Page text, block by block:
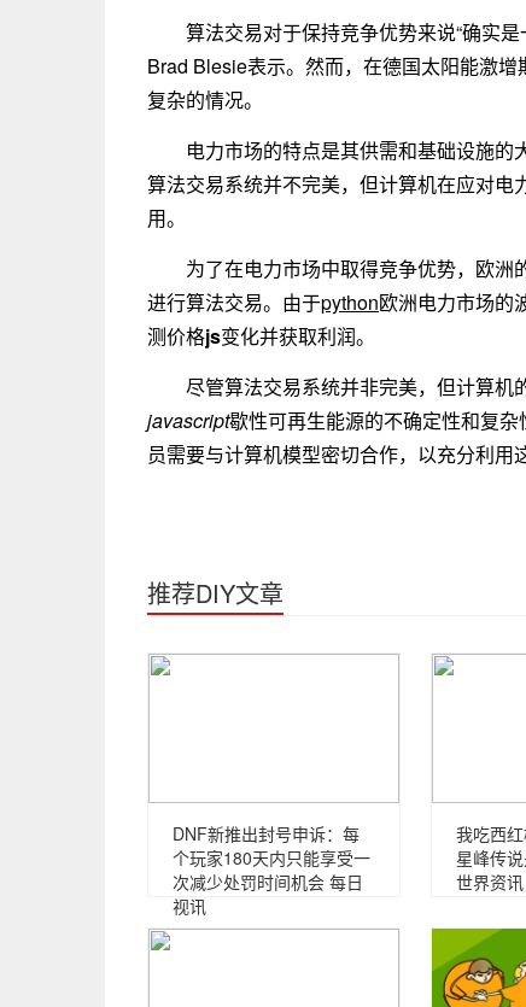
算法交易对于保持竞争优势来说“确实
Brad Blesie表示。然而，在德国太阳能激
复杂的情况。
电力市场的特点是其供需和基础设施
算法交易系统并不完美，但计算机在应对
用。
为了在电力市场中取得竞争优势，欧
进行算法交易。由于python欧洲电力市场的
测价格js变化并获取利润。
尽管算法交易系统并非完美，但计算机
javascript歇性可再生能源的不确定性和复
员需要与计算机模型密切合作，以充分利用
推荐DIY文章
DNF新推出封号申诉：每
个玩家180天内只能享受一
次减少处罚时间机会 每日
视讯
我吃西
星峰传说
世界资讯